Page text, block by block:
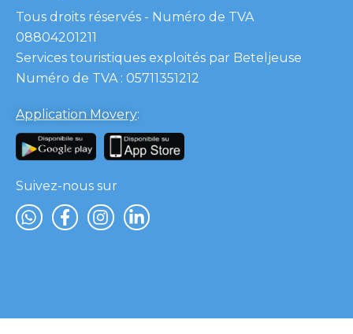
Tous droits réservés - Numéro de TVA
08804201211
Services touristiques exploités par Beteljeuse
Numéro de TVA : 05711351212
Application Movery:
Suivez-nous sur